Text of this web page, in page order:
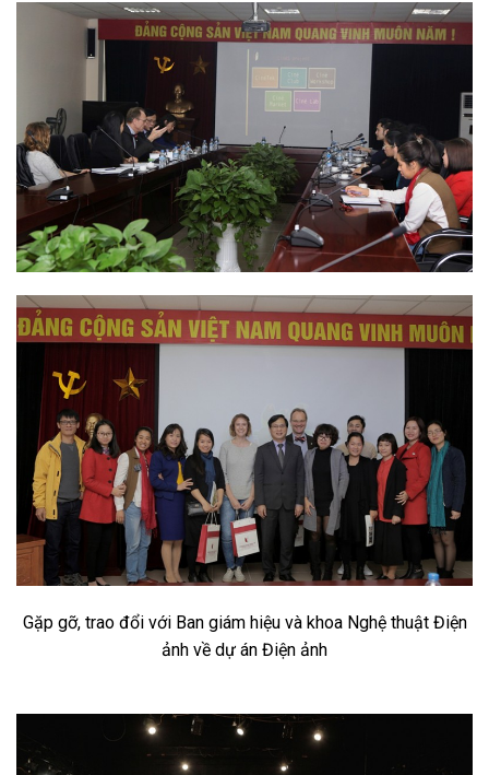
Gặp gỡ, trao đổi với Ban giám hiệu và khoa Nghệ thuật Điện
ảnh về dự án Điện ảnh